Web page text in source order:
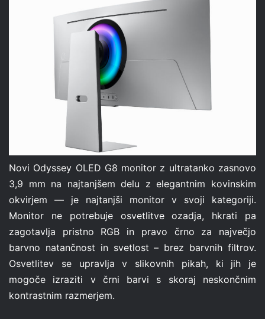
Novi Odyssey OLED G8 monitor z ​​ultratanko zasnovo
3,9 mm na najtanjšem delu z elegantnim kovinskim
okvirjem — je najtanjši monitor v svoji kategoriji.
Monitor ne potrebuje osvetlitve ozadja, hkrati pa
zagotavlja pristno RGB in pravo črno za največjo
barvno natančnost in svetlost – brez barvnih filtrov.
Osvetlitev se upravlja v slikovnih pikah, ki jih je
mogoče izraziti v črni barvi s skoraj neskončnim
kontrastnim razmerjem.